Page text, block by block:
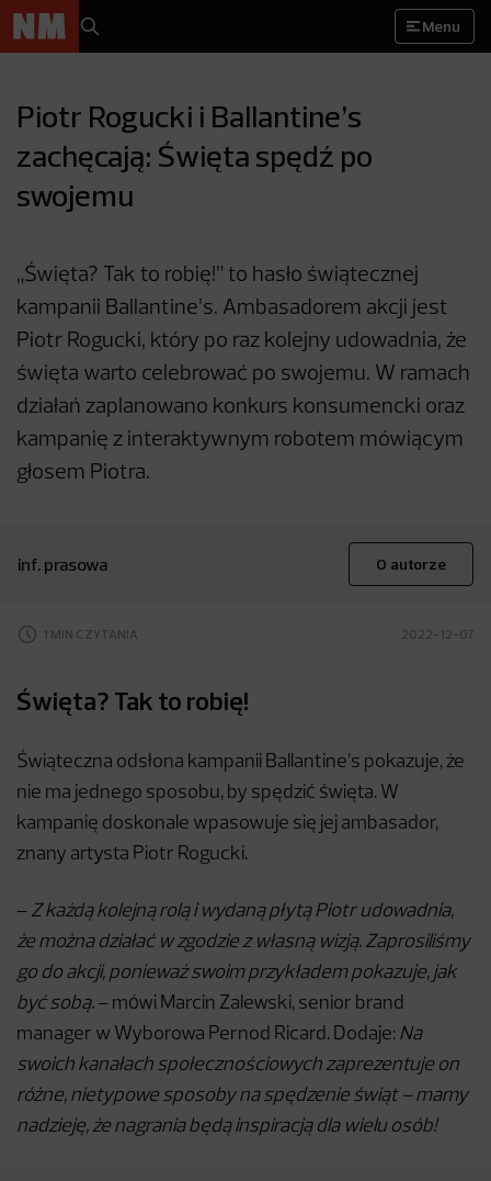
Menu
Piotr Rogucki i Ballantine’s
zachęcają: Święta spędź po
swojemu
„Święta? Tak to robię!” to hasło świątecznej
kampanii Ballantine’s. Ambasadorem akcji jest
Piotr Rogucki, który po raz kolejny udowadnia, że
święta warto celebrować po swojemu. W ramach
działań zaplanowano konkurs konsumencki oraz
kampanię z interaktywnym robotem mówiącym
głosem Piotra.
inf. prasowa O autorze
1 MIN CZYTANIA 2022-12-07
Święta? Tak to robię!
Świąteczna odsłona kampanii Ballantine’s pokazuje, że
nie ma jednego sposobu, by spędzić święta. W
kampanię doskonale wpasowuje się jej ambasador,
znany artysta Piotr Rogucki.
– Z każdą kolejną rolą i wydaną płytą Piotr udowadnia,
że można działać w zgodzie z własną wizją. Zaprosiliśmy
go do akcji, ponieważ swoim przykładem pokazuje, jak
być sobą. – mówi Marcin Zalewski, senior brand
manager w Wyborowa Pernod Ricard. Dodaje: Na
swoich kanałach społecznościowych zaprezentuje on
różne, nietypowe sposoby na spędzenie świąt – mamy
nadzieję, że nagrania będą inspiracją dla wielu osób!